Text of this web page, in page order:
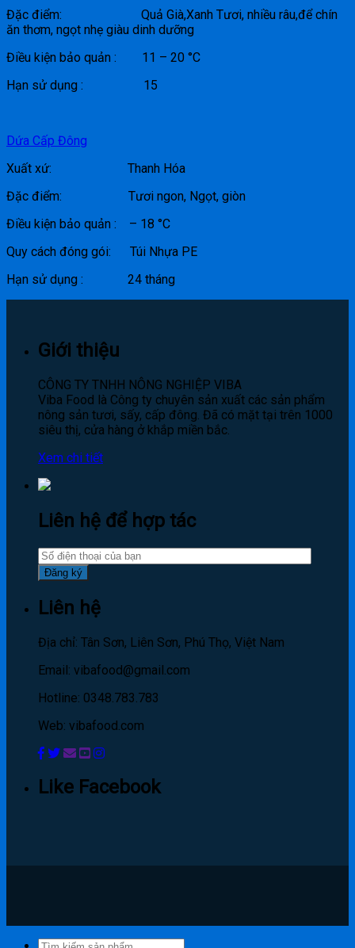
Đặc điểm: Quả Già,Xanh Tươi, nhiều râu,để chín
ăn thơm, ngọt nhẹ giàu dinh dưỡng
Điều kiện bảo quản : 11 – 20 °C
Hạn sử dụng : 15
Dứa Cấp Đông
Xuất xứ: Thanh Hóa
Đặc điểm: Tươi ngon, Ngọt, giòn
Điều kiện bảo quản : – 18 °C
Quy cách đóng gói: Túi Nhựa PE
Hạn sử dụng : 24 tháng
Giới thiệu
CÔNG TY TNHH NÔNG NGHIỆP VIBA
Viba Food là Công ty chuyên sản xuất các sản phẩm
nông sản tươi, sấy, cấp đông. Đã có mặt tại trên 1000
siêu thị, cửa hàng ở khắp miền bắc.
Xem chi tiết
Liên hệ để hợp tác
Liên hệ
Địa chỉ: Tân Sơn, Liên Sơn, Phú Thọ, Việt Nam
Email: vibafood@gmail.com
Hotline: 0348.783.783
Web: vibafood.com
Like Facebook